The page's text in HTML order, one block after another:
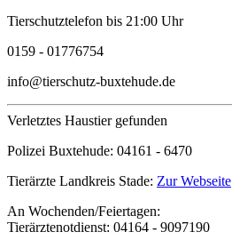
Tierschutztelefon bis 21:00 Uhr
0159 - 01776754
info@tierschutz-buxtehude.de
Verletztes Haustier gefunden
Polizei Buxtehude: 04161 - 6470
Tierärzte Landkreis Stade: Zur Webseite
An Wochenden/Feiertagen:
Tierärztenotdienst: 04164 - 9097190